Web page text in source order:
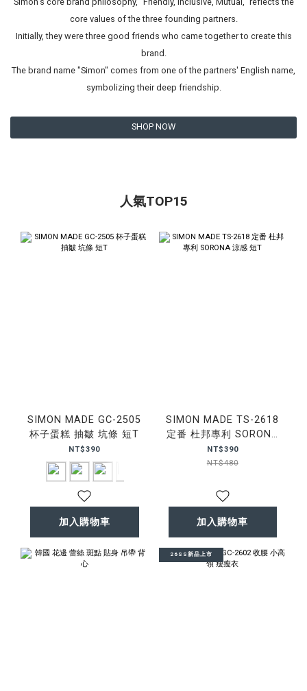
core values of the three founding partners.
Initially, they were three good friends who came together to create this
brand.
The brand name "Simon" comes from one of the partners' English name,
symbolizing their deep friendship.
SHOP NOW
人氣TOP15
SIMON MADE GC-2505
杯子蛋糕 抽皺 坑條 短T
NT$390
加入購物車
SIMON MADE TS-2618
定番 杜邦專利 SORONA
涼感 短T
NT$390
NT$480
加入購物車
26SS新品上市